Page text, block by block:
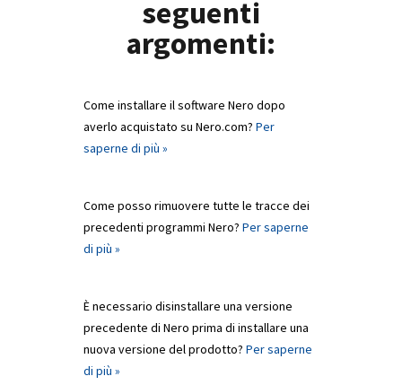
seguenti
argomenti:
Come installare il software Nero dopo
averlo acquistato su Nero.com? Per
saperne di più »
Come posso rimuovere tutte le tracce dei
precedenti programmi Nero? Per saperne
di più »
È necessario disinstallare una versione
precedente di Nero prima di installare una
nuova versione del prodotto? Per saperne
di più »